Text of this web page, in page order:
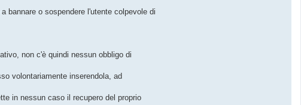
bannare o sospendere l'utente colpevole di
non c'è quindi nessun obbligo di
volontariamente inserendola, ad
in nessun caso il recupero del proprio